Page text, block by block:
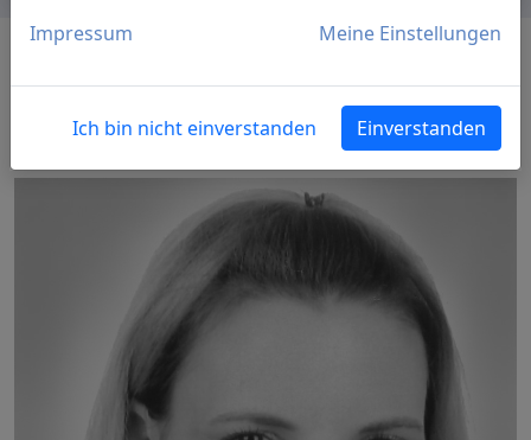
Profil von
Impressum Meine Einstellungen
Ich bin nicht einverstanden Einverstanden